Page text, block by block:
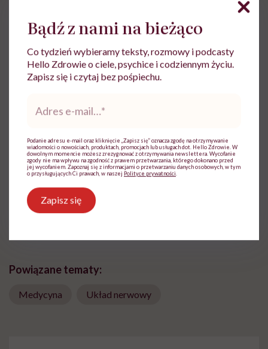
lek. Ewelina Stefanowicz
Lekarka stażystka, absolwentka
Mam za sobą wiele miesięcy praktyk w
zarówno od jego fizycznej, jak i psychicznej
strony
Zobacz profil
Powiązane tematy:
Medycyna Układ nerwowy
Bądź z nami na bieżąco
Co tydzień wybieramy teksty, rozmowy i podcasty
Hello Zdrowie o ciele, psychice i codziennym życiu.
Zapisz się i czytaj bez pośpiechu.
mail*
Podanie adresu e-mail oraz kliknięcie „Zapisz się” oznacza zgodę na otrzymywanie
wiadomości o nowościach, produktach, promocjach lub usługach dot. Hello Zdrowie. W
dowolnym momencie możesz zrezygnować z otrzymywania newslettera. Wycofanie
zgody nie ma wpływu na zgodność z prawem przetwarzania, którego dokonano przed
jej wycofaniem. Zapoznaj się z informacjami o przetwarzaniu danych osobowych, w tym
o przysługujących Ci prawach, w naszej Polityce prywatności
Zapisz się